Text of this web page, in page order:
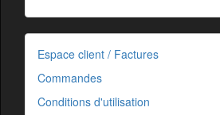
Espace client / Factures
Commandes
Conditions d'utilisation